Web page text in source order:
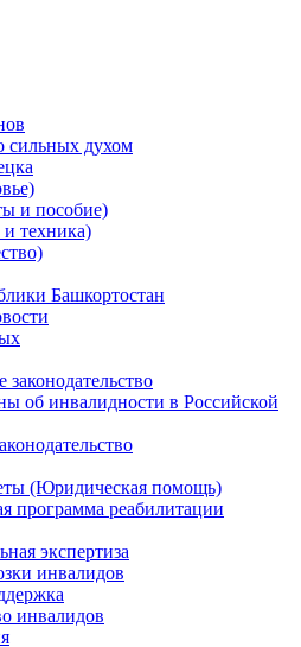
сильных духом
и пособие)
техника)
Башкортостан
об инвалидности в Российской
(Юридическая помощь)
программа реабилитации
экспертиза
инвалидов
инвалидов